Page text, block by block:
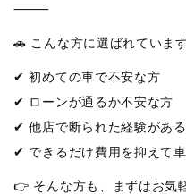
⸻
🚗 こんな方に選ばれています
✔ 初めての車で不安な方
✔ ローンが通るか不安な方
✔ 他店で断られた経験があ
✔ できるだけ費用を抑えて
👉 そんな方も、まずはお気